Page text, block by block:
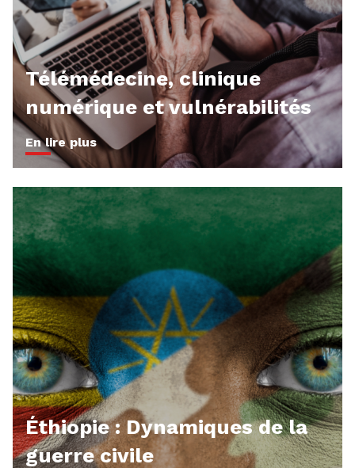
Télémédecine, clinique
numérique et vulnérabilités
En lire plus
Éthiopie : Dynamiques de la
guerre civile